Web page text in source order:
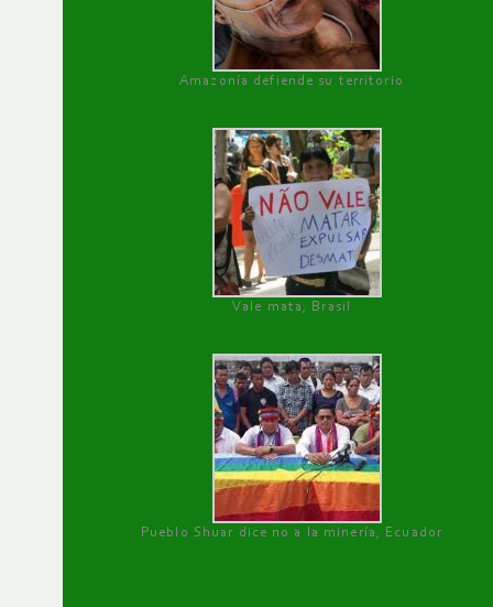
Amazonía defiende su territorio
Vale mata, Brasil
Pueblo Shuar dice no a la minería, Ecuador